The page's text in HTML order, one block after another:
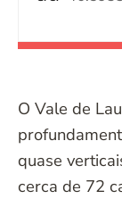
O Vale de
quase
cerca de 72